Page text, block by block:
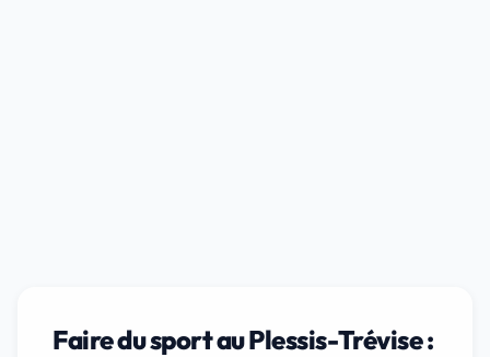
Faire du sport au Plessis-Trévise :